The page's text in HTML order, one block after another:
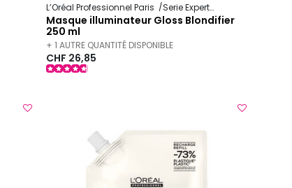
Metal DetoxL’Oréal Professionnel Paris Serie Expert
Masque illuminateur Gloss Blondifier
250 ml
+ 1 AUTRE QUANTITÉ DISPONIBLE
CHF 26,85